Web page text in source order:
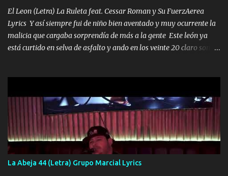
los HERMANOS un cerebro inteligente y com...
El Leon (Letra) La Ruleta feat. Cessar Roman y Su FuerzAerea
Lyrics Y así siempre fui de niño bien aventado y muy ocurrente la
malicia que cargaba sorprendía de más a la gente Este león ya
está curtido en selva de asfalto y ando en los veinte 20 claro son
pa más pues hay charola les voy a dar hasta topar pues no hay de
otra Música Surcando bien mi camino voy por mi línea no veo a
los lados aquel que no corre vuela no se me duerm voy chicoteado
Ya pasé varias hazañas ya tienen rato que me agarran el colmillo
de este León los estatales no sé esperaron Al tiro esta la PrimiZa
también la nueve que cargo al lado doy la mano al que su amigo y
al traicionero damos pa abajo Y No me paran aquí hay pa más
La Abeja 44 (Letra) Grupo Marcial Lyrics